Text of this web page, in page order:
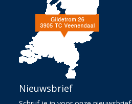
Nieuwsbrief